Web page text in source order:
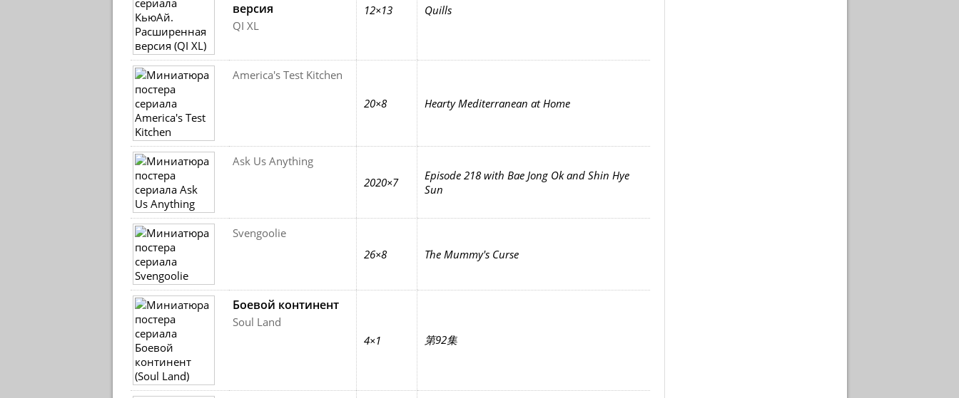
версия
QI XL
12×13 Quills
America's Test Kitchen
20×8
Hearty Mediterranean at Home
Ask Us Anything
2020×7
Episode 218 with Bae Jong Ok and Shin Hye
Sun
Svengoolie
26×8
The Mummy's Curse
Боевой континент
Soul Land
4×1
第92集